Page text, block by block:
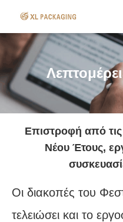
Επιστροφή από τις
Νέου Έτους,
Οι διακοπές του
τελειώσει και το